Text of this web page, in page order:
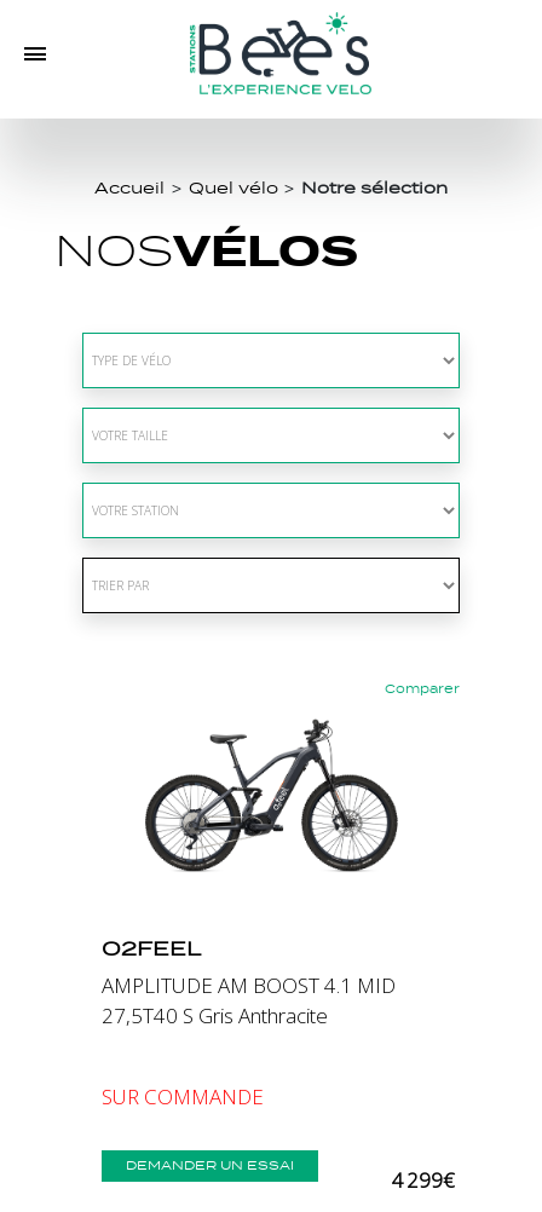
Accueil > Quel vélo > Notre sélection
NOSVÉLOS
Comparer
Précédent
O2FEEL
AMPLITUDE AM BOOST 4.1 MID
27,5T40 S Gris Anthracite
SUR COMMANDE
DEMANDER UN ESSAI
4 299€